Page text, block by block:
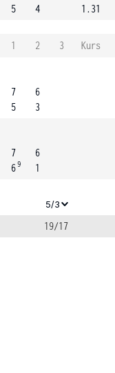
5
4
1.31
1 2 3
Kurs
7
5
6
3
7
69
6
1
5/3
19/17